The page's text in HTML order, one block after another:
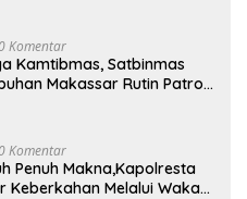
Komentar
Kamtibmas, Satbinmas
Makassar Rutin Patroli
Komentar
Penuh Makna,Kapolresta
Keberkahan Melalui Wakaf